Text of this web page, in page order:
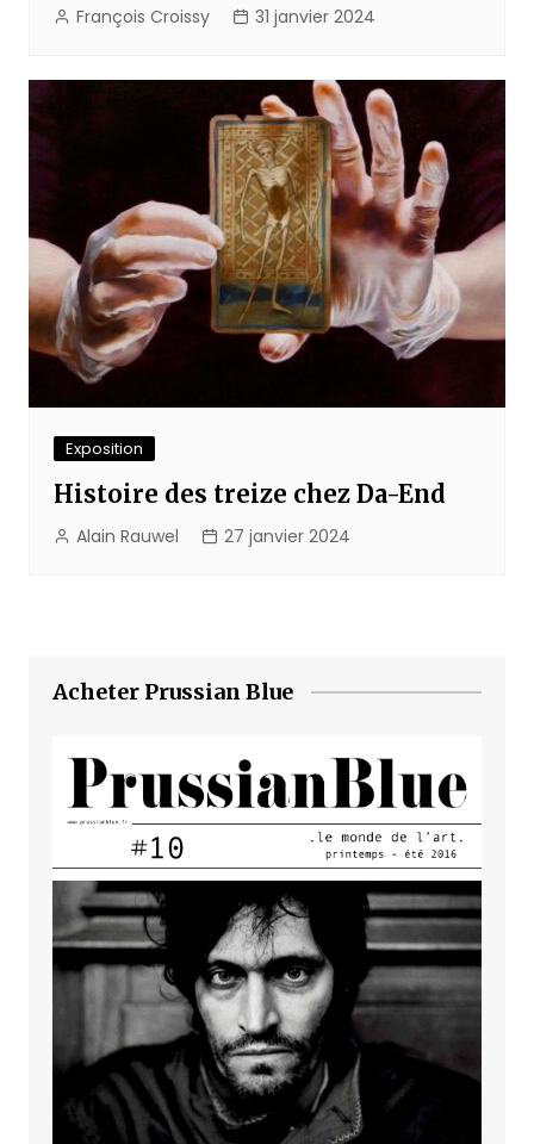
François Croissy 31 janvier 2024
Exposition
Histoire des treize chez Da-End
Alain Rauwel 27 janvier 2024
Acheter Prussian Blue